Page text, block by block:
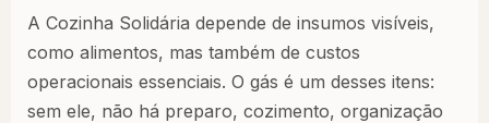
A Cozinha Solidária depende de insumos visíveis,
como alimentos, mas também de custos
operacionais essenciais. O gás é um desses itens:
sem ele, não há preparo, cozimento, organização